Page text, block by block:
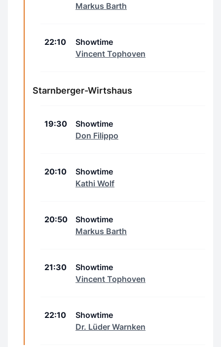
Markus Barth
22:10
Showtime
Vincent Tophoven
Starnberger-Wirtshaus
19:30
Showtime
Don Filippo
20:10
Showtime
Kathi Wolf
20:50
Showtime
Markus Barth
21:30
Showtime
Vincent Tophoven
22:10
Showtime
Dr. Lüder Warnken